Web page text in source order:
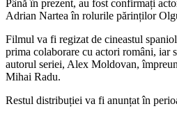
Până în prezent, au fost confirmați
Adrian Nartea în rolurile părinților
Filmul va fi regizat de cineastul
prima colaborare cu actori români, iar
autorul seriei, Alex Moldovan,
Mihai Radu.
Restul distribuției va fi anunțat în